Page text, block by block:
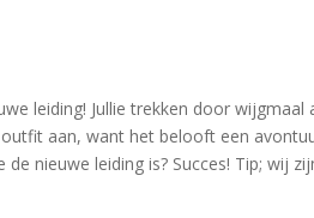
leiding! Jullie trekken door wijgmaal
aan, want het belooft een
nieuwe leiding is? Succes! Tip; wij